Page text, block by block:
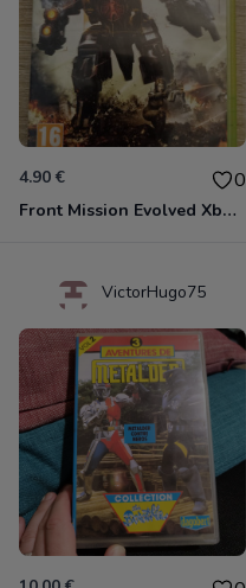
4.90 € 0
Front Mission Evolved Xbox 360
VictorHugo75